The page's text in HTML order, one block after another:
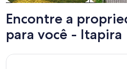
Encontre a
para você - Itapira
Mais informações sobre Recanto